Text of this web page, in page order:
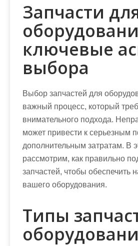
Запчасти
ключевые
выбора
Выбор запчастей для
важный процесс, который
внимательного подхода.
может привести к серьезным
дополнительным затратам. В
рассмотрим, как правильно
запчастей, чтобы обеспечить
вашего оборудования.
Типы